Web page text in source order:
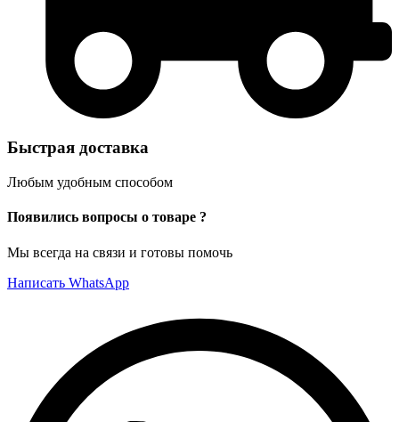
Быстрая доставка
Любым удобным способом
Появились вопросы о товаре ?
Мы всегда на связи и готовы помочь
Написать WhatsApp